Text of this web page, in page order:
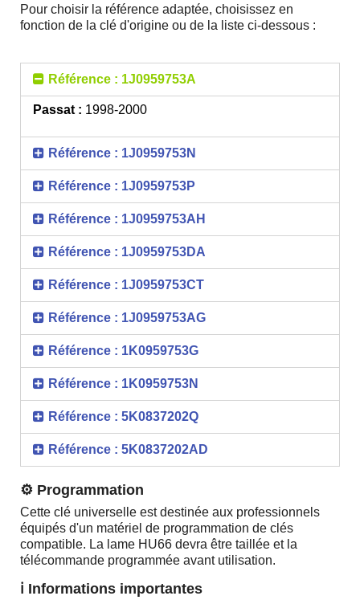
Pour choisir la référence adaptée, choisissez en
fonction de la clé d'origine ou de la liste ci-dessous :
Référence : 1J0959753A
Passat : 1998-2000
Référence : 1J0959753N
Référence : 1J0959753P
Référence : 1J0959753AH
Référence : 1J0959753DA
Référence : 1J0959753CT
Référence : 1J0959753AG
Référence : 1K0959753G
Référence : 1K0959753N
Référence : 5K0837202Q
Référence : 5K0837202AD
⚙️ Programmation
Cette clé universelle est destinée aux professionnels
équipés d'un matériel de programmation de clés
compatible. La lame HU66 devra être taillée et la
télécommande programmée avant utilisation.
ℹ️ Informations importantes